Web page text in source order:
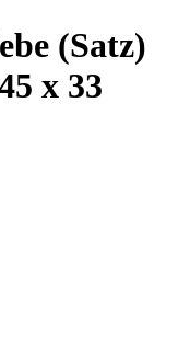
(Satz)
x 33